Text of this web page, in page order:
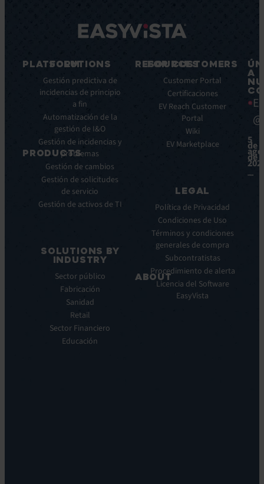
PLATFORM
Características
principales
Integraciones
PRODUCTS
ITSM:
EV
Manager
Automatización:
Orchestrate
Descubrimiento
Discovery
SOLUTIONS
Gestión predictiva de
incidencias de principio
a fin
Automatización de la
gestión de I&O
Gestión de incidencias y
problemas
Gestión de cambios
Gestión de solicitudes
de servicio
Gestión de activos de TI
SOLUTIONS BY
INDUSTRY
Sector público
Fabricación
Sanidad
Retail
Sector Financiero
Educación
RESOURCES
Ebooks
Whitepapers
Notas
prensa
ABOUT
FOR CUSTOMERS
Customer Portal
Certificaciones
EV Reach Customer
Portal
Wiki
EV Marketplace
LEGAL
Política de Privacidad
Condiciones de Uso
Términos y condiciones
generales de compra
Subcontratistas
Procedimiento de alerta
Licencia del Software
EasyVista
A
5
de
de